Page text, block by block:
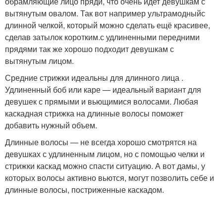
вытянутым овалом. Так вот например ультрамодныйс
длинной челкой, который можно сделать ещё красивее,
сделав затылок коротким.с удлиненными передними
прядями так же хорошо подходит девушкам с
вытянутым лицом.
Средние стрижки идеальны для длинного лица .
Удлиненный боб или каре — идеальный вариант для
девушек с прямыми и вьющимися волосами. Любая
каскадная стрижка на длинные волосы поможет
добавить нужный объем.
Длинные волосы — не всегда хорошо смотрятся на
девушках с удлиненным лицом, но с помощью челки и
стрижки каскад можно спасти ситуацию. А вот дамы, у
которых волосы активно вьются, могут позволить себе и
длинные волосы, постриженные каскадом.